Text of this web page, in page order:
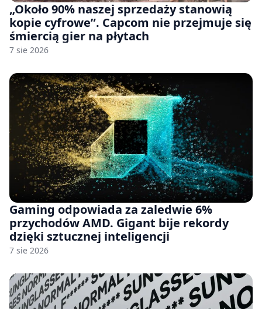
„Około 90% naszej sprzedaży stanowią
kopie cyfrowe”. Capcom nie przejmuje się
śmiercią gier na płytach
7 sie 2026
Gaming odpowiada za zaledwie 6%
przychodów AMD. Gigant bije rekordy
dzięki sztucznej inteligencji
7 sie 2026